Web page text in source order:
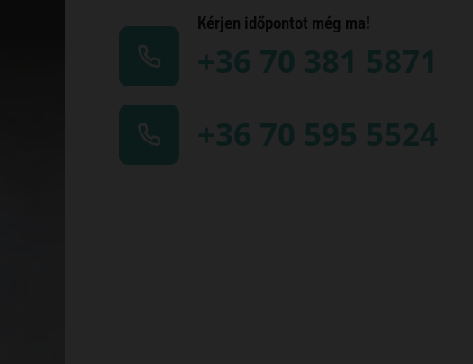
Kérjen időpontot még ma!
+36 70 381 5871
+36 70 595 5524